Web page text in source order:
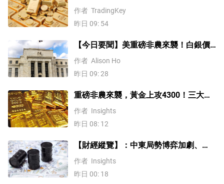
站上4300美元後還能漲嗎？
作者 TradingKey
昨日 09: 54
【今日要聞】美重磅非農來襲！白銀價
格漲4%，黃金創一個多月新高
作者 Alison Ho
昨日 09: 28
重磅非農來襲，黃金上攻4300！三大因
素預示金價升勢有望延續
作者 Insights
昨日 08: 12
【財經縱覽】：中東局勢博弈加劇、
WTI原油漲超4%，10年期美債殖利率、
美元反彈，道指終結五連漲！
作者 Insights
昨日 00: 18